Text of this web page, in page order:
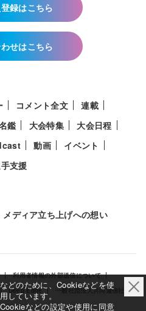
録はこちら
せはこちら
コメント全文
連載
鑑 大会特集
大会日程
動画
イベント
支援
メディア立ち上げへの想い
利用者情報の外部送信について
Deep Edge 一般社団法人共同通信社
どのために、Cookieなどを使
しています。
などの設定や使用に同意